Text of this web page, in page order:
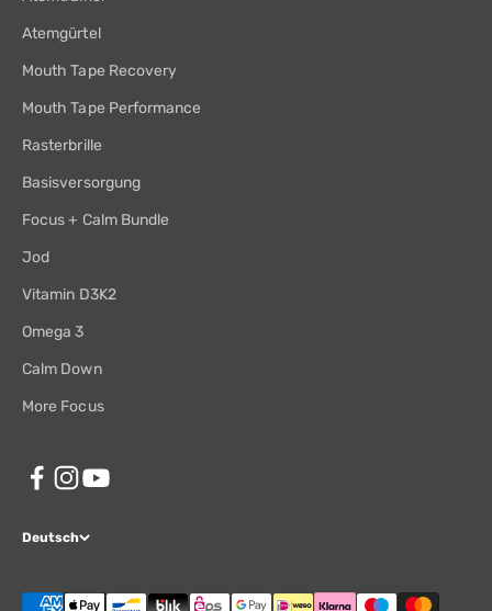
Atemgürtel
Mouth Tape Recovery
Mouth Tape Performance
Rasterbrille
Basisversorgung
Focus + Calm Bundle
Jod
Vitamin D3K2
Omega 3
Calm Down
More Focus
Deutsch